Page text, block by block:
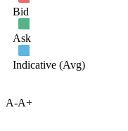
A-A+